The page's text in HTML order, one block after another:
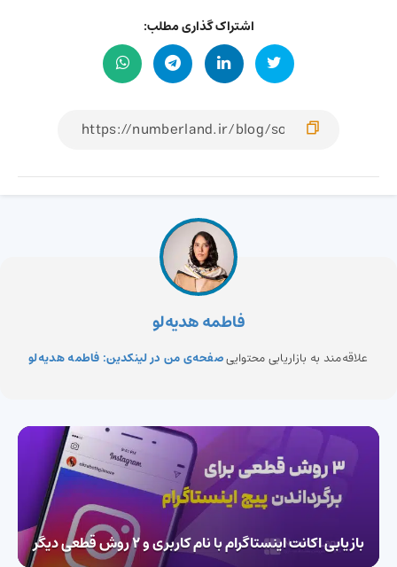
اشتراک گذاری مطلب:
فاطمه هدیه‌لو
علاقه‌مند به بازاریابی محتواییصفحه‌ی من در لینکدین: فاطمه هدیه‌لو
بازیابی اکانت اینستاگرام با نام کاربری و 2 روش قطعی دیگر